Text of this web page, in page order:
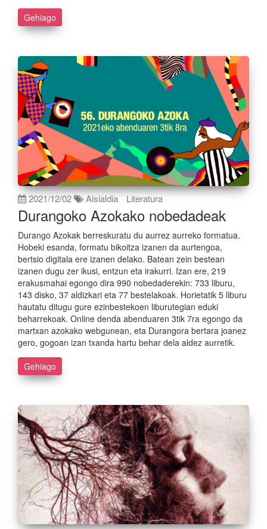
Gehiago
2021/12/02 Aisialdia Literatura
Durangoko Azokako nobedadeak
Durango Azokak berreskuratu du aurrez aurreko formatua.
Hobeki esanda, formatu bikoitza izanen da aurtengoa,
bertsio digitala ere izanen delako. Batean zein bestean
izanen dugu zer ikusi, entzun eta irakurri. Izan ere, 219
erakusmahai egongo dira 990 nobedaderekin: 733 liburu,
143 disko, 37 aldizkari eta 77 bestelakoak. Horietatik 5 liburu
hautatu ditugu gure ezinbestekoen liburutegian eduki
beharrekoak. Online denda abenduaren 3tik 7ra egongo da
martxan azokako webgunean, eta Durangora bertara joanez
gero, gogoan izan txanda hartu behar dela aldez aurretik.
Gehiago